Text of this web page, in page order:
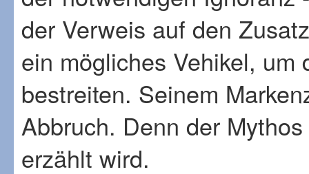
der Verweis auf den
ein mögliches Vehikel,
bestreiten. Seinem
Abbruch. Denn der
erzählt wird.